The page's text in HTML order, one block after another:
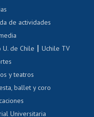
de renta
de renta
laboral, sexual y violencia
de actividades
U. de Chile |Uchile TV
y teatros
ballet y coro
Universitaria